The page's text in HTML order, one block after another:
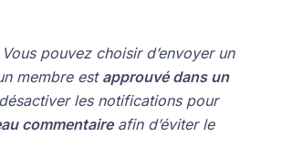
Vous pouvez choisir d’envoyer un
membre estapprouvé dans un
les notifications pour
commentaireafin d’éviter le